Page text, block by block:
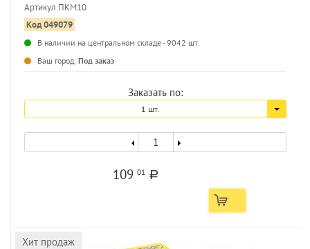
Артикул ПКМ10
Код 049079
В наличии на центральном складе - 9042 шт.
Ваш город: Под заказ
Заказать по:
1 шт.
10901 a
Хит продаж